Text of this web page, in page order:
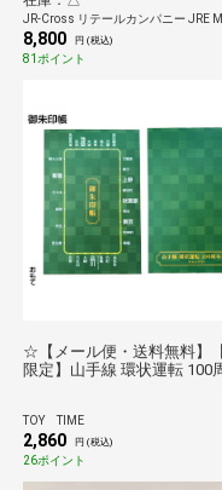
JR-Cross リテールカンパニー JRE
8,800 円 (税込)
81ポイント
☆【メール便・送料無料】
限定】山手線 環状運転 100
TOY TIME
2,860 円 (税込)
26ポイント